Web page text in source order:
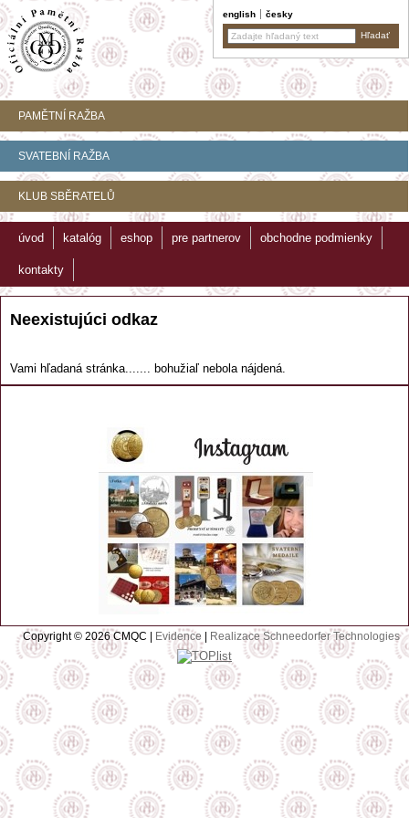
english česky
PAMĚTNÍ RAŽBA
SVATEBNÍ RAŽBA
KLUB SBĚRATELŮ
úvod katalóg eshop pre partnerov obchodne podmienky
kontakty
Neexistujúci odkaz
Vami hľadaná stránka....... bohužiaľ nebola nájdená.
Copyright © 2026 CMQC | Evidence Realizace Schneedorfer Technologies